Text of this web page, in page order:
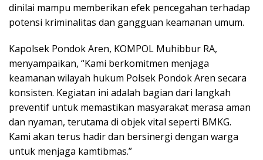
dinilai mampu memberikan efek pencegahan terhadap
potensi kriminalitas dan gangguan keamanan umum.
Kapolsek Pondok Aren, KOMPOL Muhibbur RA,
menyampaikan, “Kami berkomitmen menjaga
keamanan wilayah hukum Polsek Pondok Aren secara
konsisten. Kegiatan ini adalah bagian dari langkah
preventif untuk memastikan masyarakat merasa aman
dan nyaman, terutama di objek vital seperti BMKG.
Kami akan terus hadir dan bersinergi dengan warga
untuk menjaga kamtibmas.”